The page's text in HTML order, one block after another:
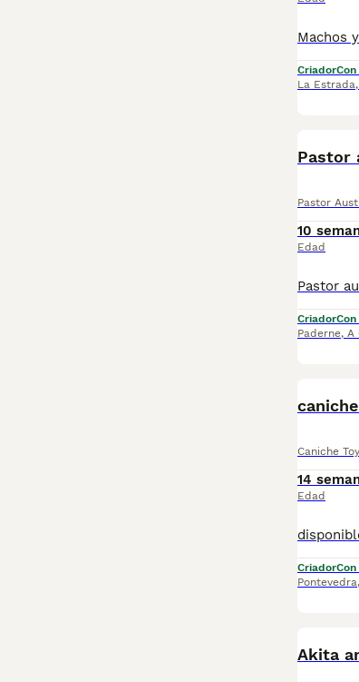
Criador
La Estrada,
Pastor
Pastor
10
Edad
Criador
Paderne, A
Caniche Toy
14
Edad
Criador
Pontevedra,
Akita